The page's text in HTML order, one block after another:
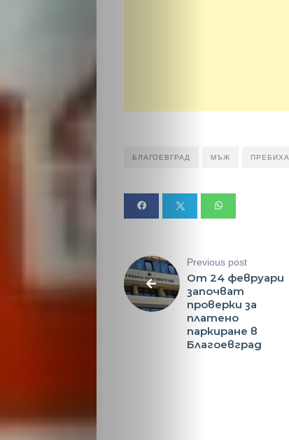
обяви
БЛАГОЕВГРАД МЪЖ ПРЕБИХА
Previous post
От 24 февруари
започват
проверки за
платено
паркиране в
Благоевград